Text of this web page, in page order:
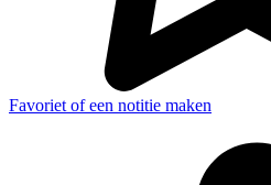
Favoriet of een notitie maken